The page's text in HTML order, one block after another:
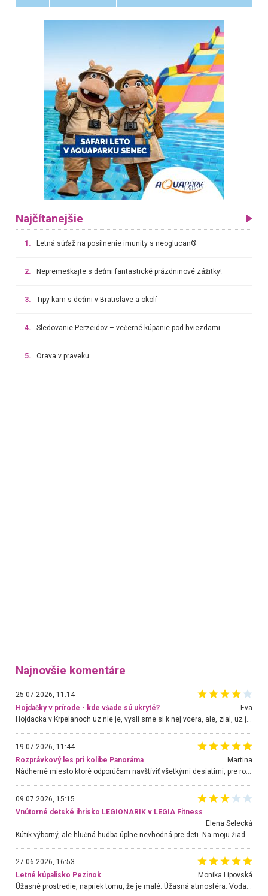
Najčítanejšie
1. Letná súťaž na posilnenie imunity s neoglucan®
2. Nepremeškajte s deťmi fantastické prázdninové zážitky!
3. Tipy kam s deťmi v Bratislave a okolí
4. Sledovanie Perzeidov – večerné kúpanie pod hviezdami
5. Orava v praveku
Najnovšie komentáre
25.07.2026, 11:14
Hojdačky v prírode - kde všade sú ukryté?
Eva
Hojdacka v Krpelanoch uz nie je, vysli sme si k nej vcera, ale, zial, uz je znicena. Ak sem planujete cestu len kvoli hojdacke, mozete si ju usetrit. Krasny vyhlad je tu vsak aj bez hojdacky :-)
19.07.2026, 11:44
Rozprávkový les pri kolibe Panoráma
Martina
Nádherné miesto ktoré odporúčam navštíviť všetkými desiatimi, pre rodiny s deťmi, dôchodcom... Proste a jednoducho ozaj rozprávkový les.. určite ešte prídeme. Odniesli sme si na pamiatku krásne tričká,
09.07.2026, 15:15
Vnútorné detské ihrisko LEGIONARIK v LEGIA Fitness
Elena Selecká
27.06.2026, 16:53
Letné kúpalisko Pezinok
. Monika Lipovská
Úžasné prostredie, napriek tomu, že je malé. Úžasná atmosféra. Voda fantastická a nádherná. Ľudí je pomerne veľa, ale su mili a ohľaduplní. Je veľmi zaujímavé sledovať, ako dokážu spolu športovať cudzí ľudia a bez ohľadu na vek. Vládne tu pohoda. Vnuka neviem dostať z vody. Ďakujem za krásny deň . Urcite sa sem vrátim. Jediný problém je s parkovaním, ale aj ten sa mi podarilo vyriešiť. Monika Bratislava